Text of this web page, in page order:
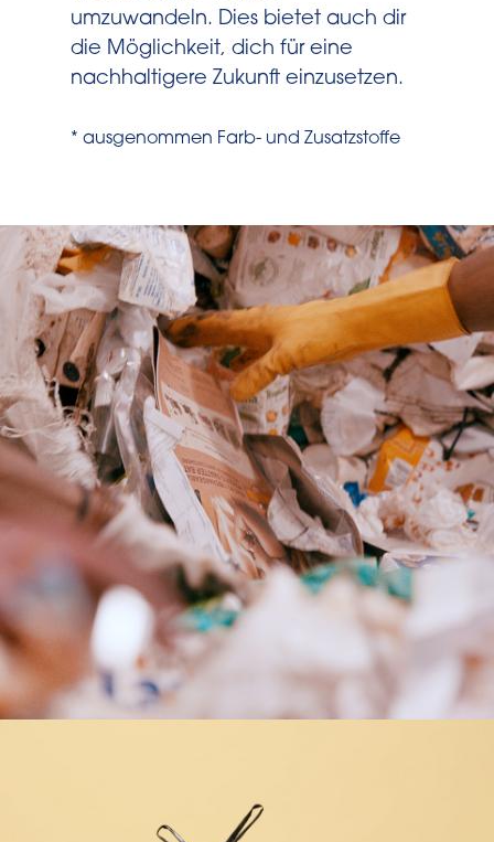
umzuwandeln. Dies bietet auch dir
die Möglichkeit, dich für eine
nachhaltigere Zukunft einzusetzen.
* ausgenommen Farb- und Zusatzstoffe